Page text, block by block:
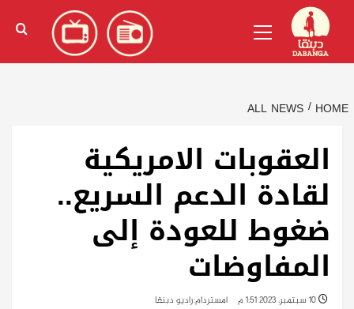
content
الإنجليزية)
Menu
HOME
ALL NEWS
العقوبات الامريكية
لقادة الدعم السريع..
ضغوط للعودة إلى
المفاوضات
امستردام:راديو دبنقا